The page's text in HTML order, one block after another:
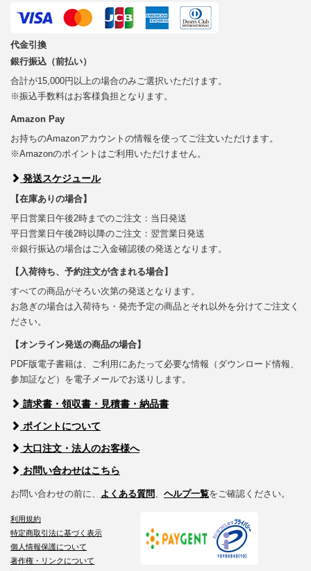
代金引換
銀行振込（前払い）
合計が15,000円以上の場合のみご選択いただけます。
※振込手数料はお客様負担となります。
Amazon Pay
お持ちのAmazonアカウントの情報を使ってご注文いただけます。
※Amazonのポイントはご利用いただけません。
発送スケジュール
【在庫ありの場合】
平日営業日午後2時までのご注文：当日発送
平日営業日午後2時以降のご注文：翌営業日発送
※銀行振込の場合はご入金確認後の発送となります。
【入荷待ち、予約注文が含まれる場合】
すべての商品がそろい次第の発送となります。
お急ぎの場合は入荷待ち・発売予定の商品とそれ以外を分けてご注文く
ださい。
【オンライン発送の商品の場合】
PDF版電子書籍は、ご利用にあたって必要な情報（ダウンロード情報、
参加証など）を電子メールでお送りします。
請求書・領収書・見積書・納品書
ポイントについて
大口注文・法人のお客様へ
お問い合わせはこちら
お問い合わせの前に、 よくある質問、 ヘルプ一覧をご確認ください。
利用規約
特定商取引法に基づく表示
個人情報保護について
著作権・リンクについて